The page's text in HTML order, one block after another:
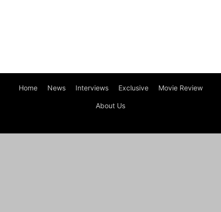
Home News Interviews Exclusive Movie Review
About Us